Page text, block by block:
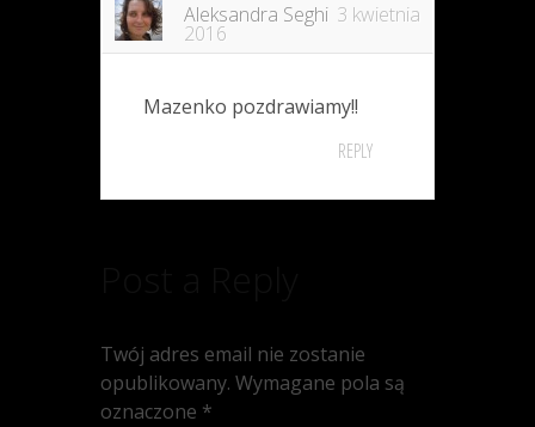
Aleksandra Seghi 3 kwietnia
2016
Mazenko pozdrawiamy!!
REPLY
Twój adres email nie zostanie
opublikowany. Wymagane pola są
oznaczone *